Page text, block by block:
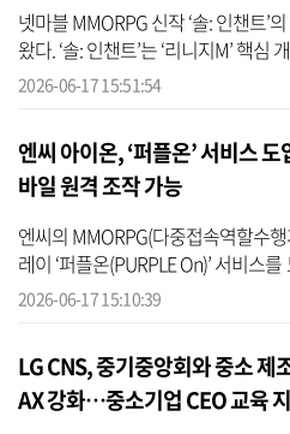
넷마블 MMORPG 신작 ‘솔: 인챈트’
왔다. ‘솔: 인챈트’는 ‘리니지M’ 핵
발하고 넷마블이 서비스를 맡은 작품
2026-06-17 15:51:54
엔씨 아이온, ‘퍼플온’ 서비스
바일 원격 조작 가능
엔씨의 MMORPG(다중접속역할수
레이 ‘퍼플온(PURPLE On)’ 서비스
다. 새롭게 도입되는 ‘퍼플온’은 엔씨
2026-06-17 15:10:39
LG CNS, 중기중앙회와 중소 제
AX 강화…중소기업 CEO 교육